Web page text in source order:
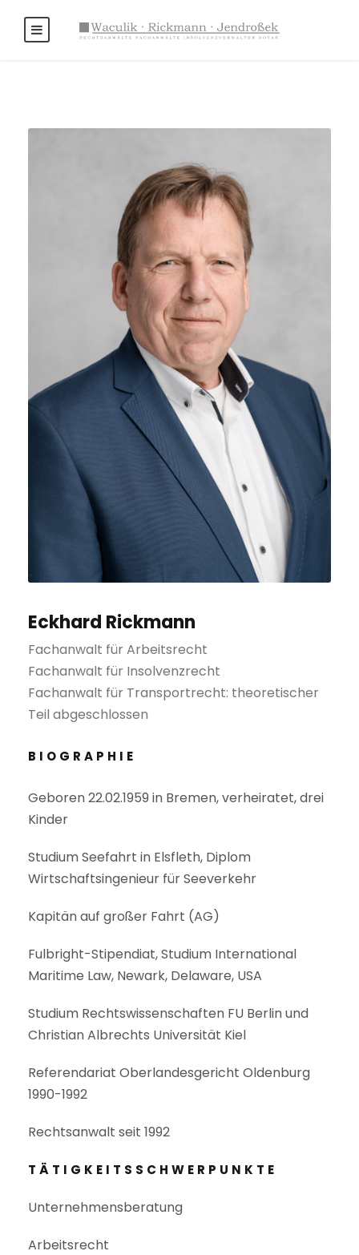
Eckhard Rickmann
Fachanwalt für Arbeitsrecht
Fachanwalt für Insolvenzrecht
Fachanwalt für Transportrecht: theoretischer
Teil abgeschlossen
BIOGRAPHIE
Geboren 22.02.1959 in Bremen, verheiratet, drei
Kinder
Studium Seefahrt in Elsfleth, Diplom
Wirtschaftsingenieur für Seeverkehr
Kapitän auf großer Fahrt (AG)
Fulbright-Stipendiat, Studium International
Maritime Law, Newark, Delaware, USA
Studium Rechtswissenschaften FU Berlin und
Christian Albrechts Universität Kiel
Referendariat Oberlandesgericht Oldenburg
1990-1992
Rechtsanwalt seit 1992
TÄTIGKEITSSCHWERPUNKTE
Unternehmensberatung
Arbeitsrecht